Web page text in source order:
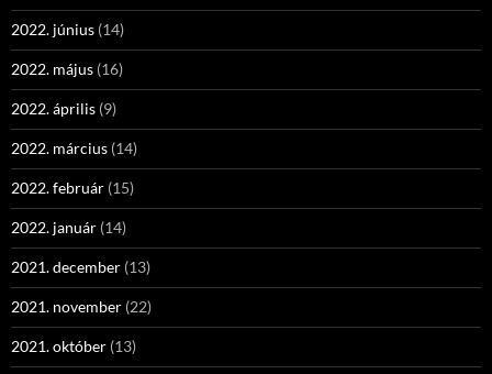
2022. június (14)
2022. május (16)
2022. április (9)
2022. március (14)
2022. február (15)
2022. január (14)
2021. december (13)
2021. november (22)
2021. október (13)